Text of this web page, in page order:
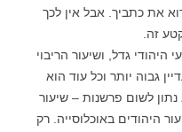
את כתביך. אבל אין לכך
זה.
היהודי גדל, ושיעור הריבוי
גבוה יותר וכל עוד הוא
לשום פרשנות – שיעור
היהודים באוכלוסייה. רק